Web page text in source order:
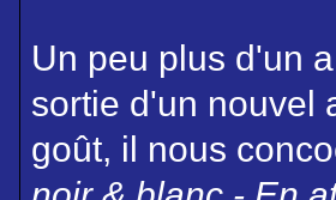
Un peu plus d'un
sortie d'un nouvel
goût, il nous